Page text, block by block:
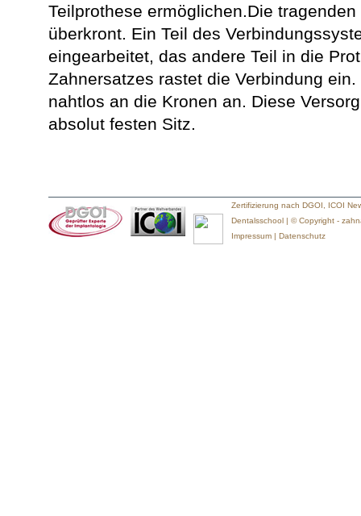
Teilprothese ermöglichen.Die
überkront. Ein Teil des
eingearbeitet, das andere Teil in die
Zahnersatzes rastet die Verbindung
nahtlos an die Kronen an. Diese
absolut festen Sitz.
Zertifizierung nach DGOI, ICOI
Dentalsschool | © Copyright -
Impressum | Datenschutz